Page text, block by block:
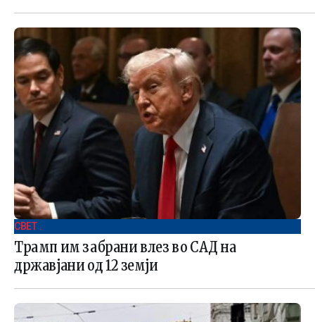
СВЕТ .
Трамп им забрани влез во САД на
државјани од 12 земји